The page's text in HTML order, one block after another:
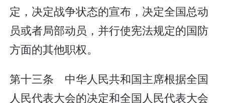
定，决定战争状态的宣布，决定全国总动
员或者局部动员，并行使宪法规定的国防
方面的其他职权。
第十三条 中华人民共和国主席根据全国
人民代表大会的决定和全国人民代表大会